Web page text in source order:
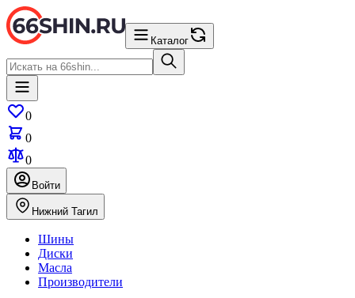
Каталог
0
0
0
Войти
Нижний Тагил
Шины
Диски
Масла
Производители